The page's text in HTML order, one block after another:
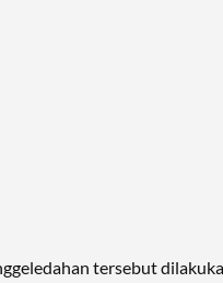
tersebut